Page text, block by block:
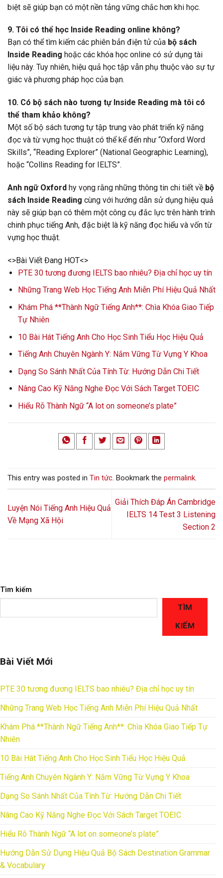
biệt sẽ giúp bạn có một nền tảng vững chắc hơn khi học.
9. Tôi có thể học Inside Reading online không?
Bạn có thể tìm kiếm các phiên bản điện tử của bộ sách
Inside Reading hoặc các khóa học online có sử dụng tài
liệu này. Tuy nhiên, hiệu quả học tập vẫn phụ thuộc vào sự tự
giác và phương pháp học của bạn.
10. Có bộ sách nào tương tự Inside Reading mà tôi có
thể tham khảo không?
Một số bộ sách tương tự tập trung vào phát triển kỹ năng
đọc và từ vựng học thuật có thể kể đến như “Oxford Word
Skills”, “Reading Explorer” (National Geographic Learning),
hoặc “Collins Reading for IELTS”.
Anh ngữ Oxford hy vọng rằng những thông tin chi tiết về bộ
sách Inside Reading cùng với hướng dẫn sử dụng hiệu quả
này sẽ giúp bạn có thêm một công cụ đắc lực trên hành trình
chinh phục tiếng Anh, đặc biệt là kỹ năng đọc hiểu và vốn từ
vựng học thuật.
<>Bài Viết Đang HOT<>
PTE 30 tương đương IELTS bao nhiêu? Địa chỉ học uy tín
Những Trang Web Học Tiếng Anh Miễn Phí Hiệu Quả Nhất
Khám Phá **Thành Ngữ Tiếng Anh**: Chìa Khóa Giao Tiếp
Tự Nhiên
10 Bài Hát Tiếng Anh Cho Học Sinh Tiểu Học Hiệu Quả
Tiếng Anh Chuyên Ngành Y: Nắm Vững Từ Vựng Y Khoa
Dạng So Sánh Nhất Của Tính Từ: Hướng Dẫn Chi Tiết
Nâng Cao Kỹ Năng Nghe Đọc Với Sách Target TOEIC
Hiểu Rõ Thành Ngữ “A lot on someone’s plate”
This entry was posted in Tin tức. Bookmark the permalink.
Luyện Nói Tiếng Anh Hiệu Quả
Về Mạng Xã Hội
Giải Thích Đáp Án Cambridge
IELTS 14 Test 3 Listening
Section 2
Tìm kiếm
TÌM
KIẾM
Bài Viết Mới
PTE 30 tương đương IELTS bao nhiêu? Địa chỉ học uy tín
Những Trang Web Học Tiếng Anh Miễn Phí Hiệu Quả Nhất
Khám Phá **Thành Ngữ Tiếng Anh**: Chìa Khóa Giao Tiếp Tự
Nhiên
10 Bài Hát Tiếng Anh Cho Học Sinh Tiểu Học Hiệu Quả
Tiếng Anh Chuyên Ngành Y: Nắm Vững Từ Vựng Y Khoa
Dạng So Sánh Nhất Của Tính Từ: Hướng Dẫn Chi Tiết
Nâng Cao Kỹ Năng Nghe Đọc Với Sách Target TOEIC
Hiểu Rõ Thành Ngữ “A lot on someone’s plate”
Hướng Dẫn Sử Dụng Hiệu Quả Bộ Sách Destination Grammar
& Vocabulary